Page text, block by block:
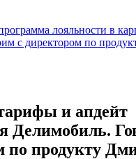
лояльности в
с директором по
и апдейт
Делимобиль.
по продукту